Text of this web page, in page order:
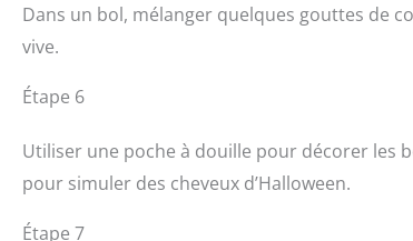
Dans un bol, mélanger quelques gouttes de
vive.
Étape 6
Utiliser une poche à douille pour décorer les
pour simuler des cheveux d’Halloween.
Étape 7